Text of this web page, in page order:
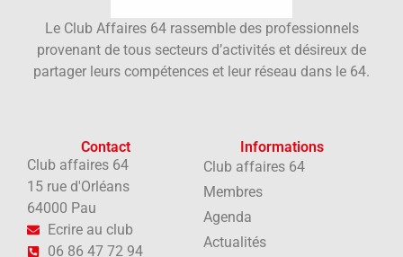
Le Club Affaires 64 rassemble des professionnels
provenant de tous secteurs d’activités et désireux de
partager leurs compétences et leur réseau dans le 64.
Contact
Club affaires 64
15 rue d'Orléans
64000 Pau
Ecrire au club
06 86 47 72 94
Informations
Club affaires 64
Membres
Agenda
Actualités